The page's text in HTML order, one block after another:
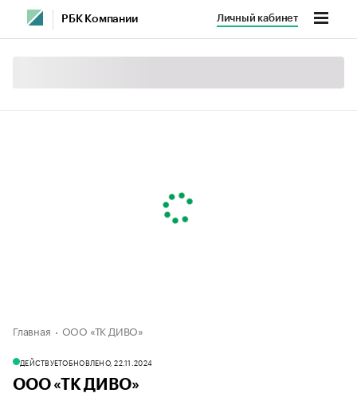
РБК Компании Личный кабинет
Главная ООО «ТК ДИВО»
ДЕЙСТВУЕТОБНОВЛЕНО, 22.11.2024
ООО «ТК ДИВО»